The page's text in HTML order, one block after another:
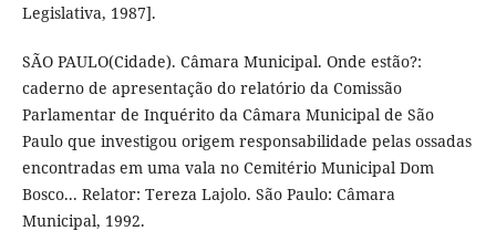
Legislativa, 1987].
SÃO PAULO(Cidade). Câmara Municipal. Onde estão?:
caderno de apresentação do relatório da Comissão
Parlamentar de Inquérito da Câmara Municipal de São
Paulo que investigou origem responsabilidade pelas ossadas
encontradas em uma vala no Cemitério Municipal Dom
Bosco... Relator: Tereza Lajolo. São Paulo: Câmara
Municipal, 1992.